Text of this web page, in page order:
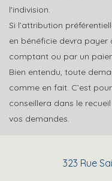
l'indivision.
Si l’attribution
en bénéficie devra
comptant ou par un
Bien entendu, toute
comme en fait. C’est
conseillera dans le
vos demandes.
323 Rue